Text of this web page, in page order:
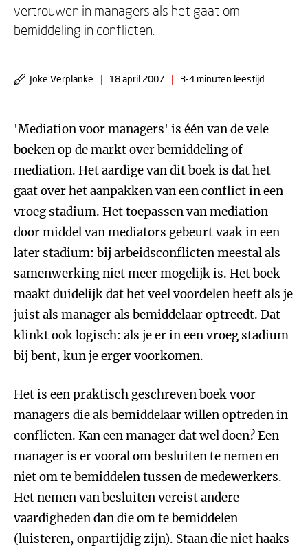
vertrouwen in managers als het gaat om
bemiddeling in conflicten.
Joke Verplanke | 18 april 2007 | 3-4 minuten leestijd
'Mediation voor managers' is één van de vele
boeken op de markt over bemiddeling of
mediation. Het aardige van dit boek is dat het
gaat over het aanpakken van een conflict in een
vroeg stadium. Het toepassen van mediation
door middel van mediators gebeurt vaak in een
later stadium: bij arbeidsconflicten meestal als
samenwerking niet meer mogelijk is. Het boek
maakt duidelijk dat het veel voordelen heeft als je
juist als manager als bemiddelaar optreedt. Dat
klinkt ook logisch: als je er in een vroeg stadium
bij bent, kun je erger voorkomen.
Het is een praktisch geschreven boek voor
managers die als bemiddelaar willen optreden in
conflicten. Kan een manager dat wel doen? Een
manager is er vooral om besluiten te nemen en
niet om te bemiddelen tussen de medewerkers.
Het nemen van besluiten vereist andere
vaardigheden dan die om te bemiddelen
(luisteren, onpartijdig zijn). Staan die niet haaks